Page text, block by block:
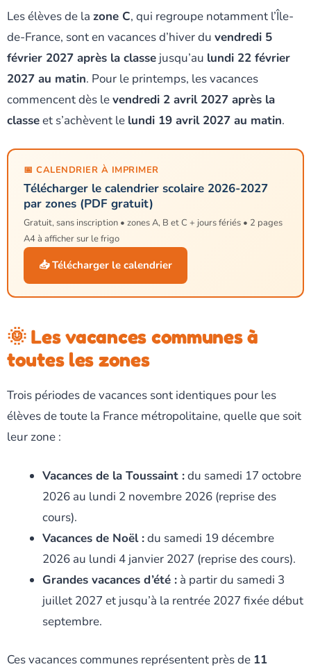
Les élèves de la zone C, qui regroupe notamment l’Île-
de-France, sont en vacances d’hiver du vendredi 5
février 2027 après la classe jusqu’au lundi 22 février
2027 au matin. Pour le printemps, les vacances
commencent dès levendredi 2 avril 2027 après la
classeet s’achèvent le lundi 19 avril 2027 au matin.
📅 CALENDRIER À IMPRIMER
Télécharger le calendrier scolaire 2026-2027
par zones (PDF gratuit)
Gratuit, sans inscription • zones A, B et C + jours fériés • 2 pages
A4 à afficher sur le frigo
📥 Télécharger le calendrier
🌞 Les vacances communes à
toutes les zones
Trois périodes de vacances sont identiques pour les
élèves de toute la France métropolitaine, quelle que soit
leur zone :
Vacances de la Toussaint :du samedi 17 octobre
2026 au lundi 2 novembre 2026 (reprise des
cours).
Vacances de Noël :du samedi 19 décembre
2026 au lundi 4 janvier 2027 (reprise des cours).
Grandes vacances d’été : à partir du samedi 3
juillet 2027 et jusqu’à la rentrée 2027 fixée début
septembre.
Ces vacances communes représentent près de 11